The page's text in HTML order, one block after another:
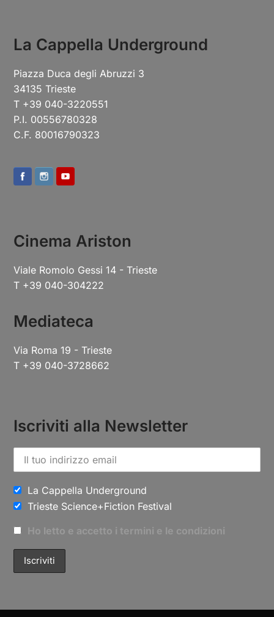
La Cappella Underground
Piazza Duca degli Abruzzi 3
34135 Trieste
T +39 040-3220551
P.I. 00556780328
C.F. 80016790323
Cinema Ariston
Viale Romolo Gessi 14 - Trieste
T +39 040-304222
Mediateca
Via Roma 19 - Trieste
T +39 040-3728662
Iscriviti alla Newsletter
La Cappella Underground
Trieste Science+Fiction Festival
Ho letto e accetto i termini e le condizioni